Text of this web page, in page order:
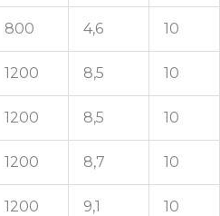
800 4,6 10
1200 8,5 10
1200 8,5 10
1200 8,7 10
1200 9,1 10